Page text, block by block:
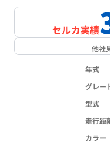
セルカ実績
他社
年式
グレー
型式
走行距
カラー